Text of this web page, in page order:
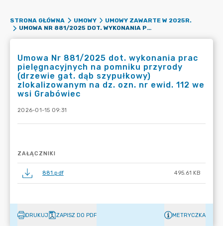
STRONA GŁÓWNA UMOWY
UMOWY ZAWARTE W 2025R.
UMOWA NR 881/2025 DOT. WYKONANIA PRAC PIELĘGNACYJNYCH NA POMNIKU PRZYRODY (DRZEWIE GAT. DĄB SZYPUŁKOWY) ZLOKALIZOWANYM NA DZ. OZN. NR EWID. 112 WE WSI GRABÓWIEC
Umowa Nr 881/2025 dot. wykonania prac
pielęgnacyjnych na pomniku przyrody
(drzewie gat. dąb szypułkowy)
zlokalizowanym na dz. ozn. nr ewid. 112 we
wsi Grabówiec
2026-01-15 09:31
ZAŁĄCZNIKI
881.pdf 495.61 KB
DRUKUJ ZAPISZ DO PDF METRYCZKA